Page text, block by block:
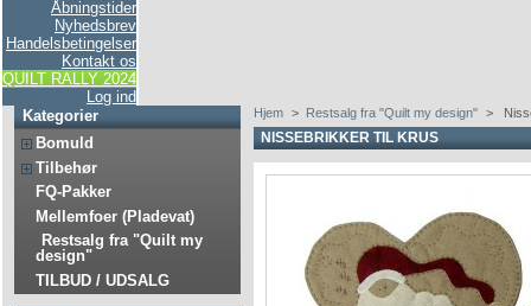
Åbningstider
Nyhedsbrev
Handelsbetingelser
Kontakt os
QUILT RALLY 2024
Log ind
Kategorier
Bomuld
Tilbehør
FQ-Pakker
Mellemfoer (Pladevat)
Restsalg fra "Quilt my
design"
TILBUD / UDSALG
Hjem > Restsalg fra "Quilt my design" >
NISSEBRIKKER TIL KRUS